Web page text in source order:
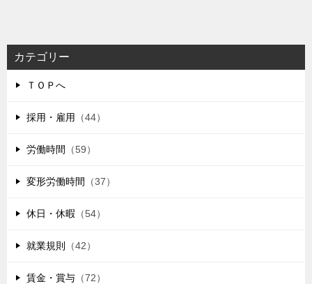
カテゴリー
ＴＯＰへ
採用・雇用 （44）
労働時間 （59）
変形労働時間 （37）
休日・休暇 （54）
就業規則 （42）
賃金・賞与 （72）